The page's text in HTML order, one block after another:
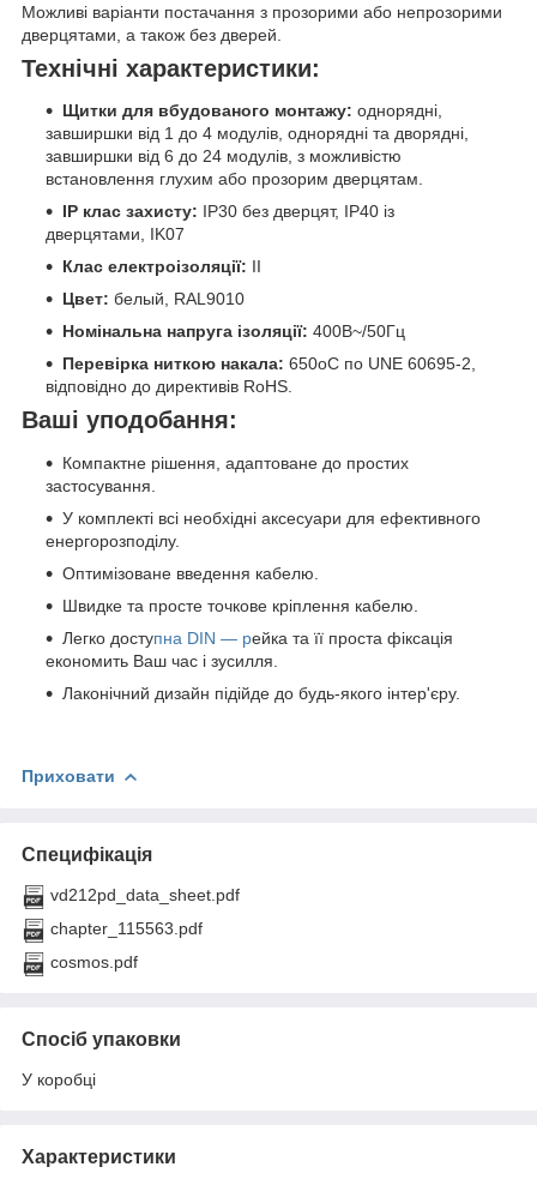
Можливі варіанти постачання з прозорими або непрозорими
дверцятами, а також без дверей.
Технічні характеристики:
Щитки для вбудованого монтажу: однорядні,
завширшки від 1 до 4 модулів, однорядні та дворядні,
завширшки від 6 до 24 модулів, з можливістю
встановлення глухим або прозорим дверцятам.
IP клас захисту: IP30 без дверцят, IP40 із
дверцятами, IK07
Клас електроізоляції: II
Цвет: белый, RAL9010
Номінальна напруга ізоляції: 400В~/50Гц
Перевірка ниткою накала: 650oC по UNE 60695-2,
відповідно до директивів RoHS.
Ваші уподобання:
Компактне рішення, адаптоване до простих
застосування.
У комплекті всі необхідні аксесуари для ефективного
енергорозподілу.
Оптимізоване введення кабелю.
Швидке та просте точкове кріплення кабелю.
Легко доступна DIN — рейка та її проста фіксація
економить Ваш час і зусилля.
Лаконічний дизайн підійде до будь-якого інтер'єру.
Приховати
Специфікація
vd212pd_data_sheet.pdf
chapter_115563.pdf
cosmos.pdf
Спосіб упаковки
У коробці
Характеристики